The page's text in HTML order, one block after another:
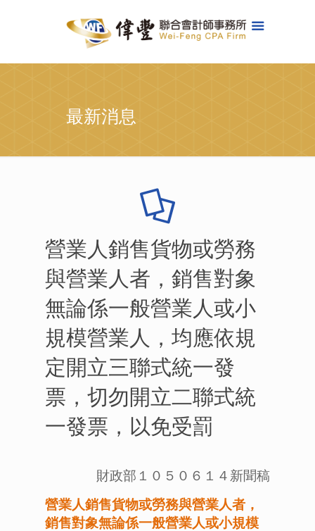
最新消息
營業人銷售貨物或勞務
與營業人者，銷售對象
無論係一般營業人或小
規模營業人，均應依規
定開立三聯式統一發
票，切勿開立二聯式統
一發票，以免受罰
財政部１０５０６１４新聞稿
營業人銷售貨物或勞務與營業人者，
銷售對象無論係一般營業人或小規模